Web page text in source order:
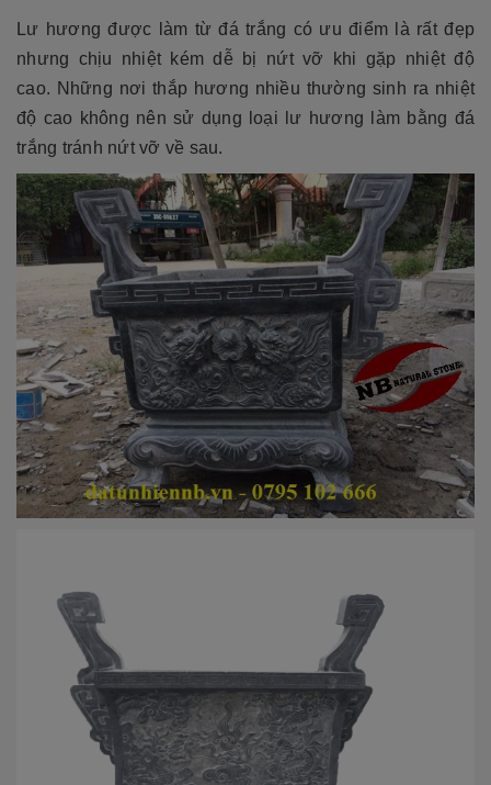
Lư hương được làm từ đá trắng có ưu điểm là rất đẹp
nhưng chịu nhiệt kém dễ bị nứt vỡ khi gặp nhiệt độ
cao. Những nơi thắp hương nhiều thường sinh ra nhiệt
độ cao không nên sử dụng loại lư hương làm bằng đá
trắng tránh nứt vỡ về sau.